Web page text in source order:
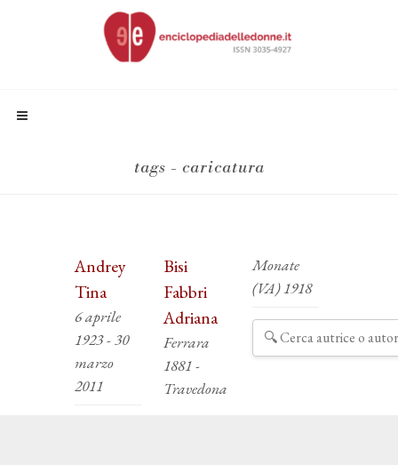
tags - caricatura
Andrey
Tina
6 aprile
1923 - 30
marzo
2011
Bisi
Fabbri
Adriana
Ferrara
1881 -
Travedona
Monate
(VA) 1918